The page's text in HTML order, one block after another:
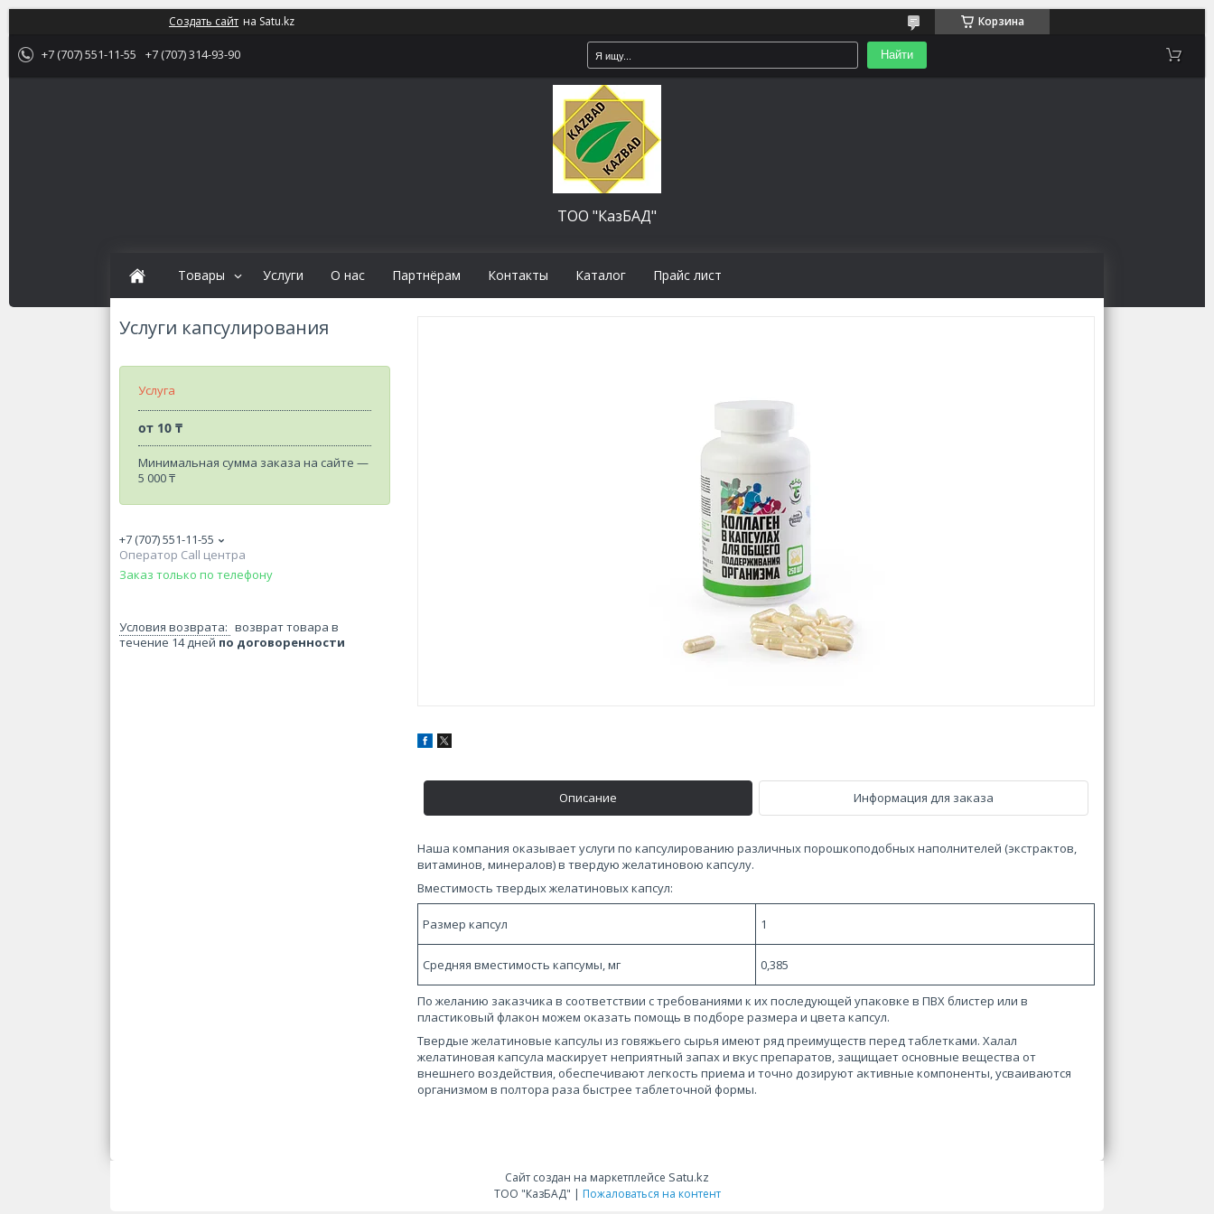
Создать сайт на Satu.kz Корзина
+7 (707) 551-11-55 +7 (707) 314-93-90 Найти
ТОО "КазБАД"
Товары Услуги О нас Партнёрам Контакты Каталог Прайс лист
Услуги капсулирования
Услуга
от 10 ₸
Минимальная сумма заказа на сайте —
5 000 ₸
+7 (707) 551-11-55
Оператор Call центра
Заказ только по телефону
возврат товара в
течение 14 дней по договоренности
Описание Информация для заказа
Наша компания оказывает услуги по капсулированию различных порошкоподобных наполнителей (экстрактов,
витаминов, минералов) в твердую желатиновою капсулу.
Вместимость твердых желатиновых капсул:
Размер капсул 1
Средняя вместимость капсумы, мг 0,385
По желанию заказчика в соответствии с требованиями к их последующей упаковке в ПВХ блистер или в
пластиковый флакон можем оказать помощь в подборе размера и цвета капсул.
Твердые желатиновые капсулы из говяжьего сырья имеют ряд преимуществ перед таблетками. Халал
желатиновая капсула маскирует неприятный запах и вкус препаратов, защищает основные вещества от
внешнего воздействия, обеспечивают легкость приема и точно дозируют активные компоненты, усваиваются
организмом в полтора раза быстрее таблеточной формы.
Сайт создан на маркетплейсе Satu.kz
ТОО "КазБАД" | Пожаловаться на контент